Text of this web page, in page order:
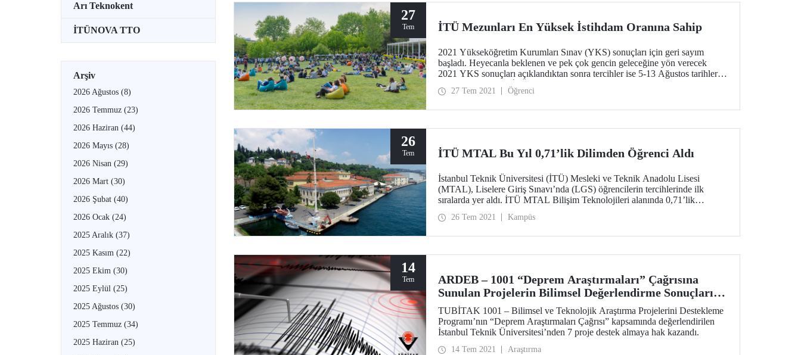
Arı Teknokent
İTÜNOVA TTO
Arşiv
2026 Ağustos (8)
2026 Temmuz (23)
2026 Haziran (44)
2026 Mayıs (28)
2026 Nisan (29)
2026 Mart (30)
2026 Şubat (40)
2026 Ocak (24)
2025 Aralık (37)
2025 Kasım (22)
2025 Ekim (30)
2025 Eylül (25)
2025 Ağustos (30)
2025 Temmuz (34)
2025 Haziran (25)
27
Tem İTÜ Mezunları En Yüksek İstihdam Oranına Sahip
2021 Yükseköğretim Kurumları Sınav (YKS) sonuçları için geri sayım
başladı. Heyecanla beklenen ve pek çok gencin geleceğine yön verecek
2021 YKS sonuçları açıklandıktan sonra tercihler ise 5-13 Ağustos tarihleri
arasında yapılacak. İTÜ Rektör Yardımcısı Prof. Dr. Şule Itır Satoğlu,
adayların kararlarını vermeden önce İTÜ Çevrimiçi Tanıtım ve Tercih
27 Tem 2021 Öğrenci
26
Tem İTÜ MTAL Bu Yıl 0,71’lik Dilimden Öğrenci Aldı
İstanbul Teknik Üniversitesi (İTÜ) Mesleki ve Teknik Anadolu Lisesi
(MTAL), Liselere Giriş Sınavı’nda (LGS) öğrencilerin tercihlerinde ilk
sıralarda yer aldı. İTÜ MTAL Bilişim Teknolojileri alanında 0,71’lik
26 Tem 2021 Kampüs
14
Tem
ARDEB – 1001 “Deprem Araştırmaları” Çağrısına
Sunulan Projelerin Bilimsel Değerlendirme Sonuçları
Açıklandı
TUBİTAK 1001 – Bilimsel ve Teknolojik Araştırma Projelerini Destekleme
Programı’nın “Deprem Araştırmaları Çağrısı” kapsamında değerlendirilen
İstanbul Teknik Üniversitesi’nden 7 proje destek almaya hak kazandı.
14 Tem 2021 Araştırma